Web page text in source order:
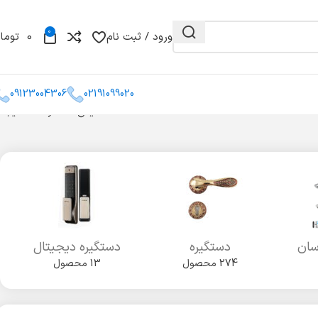
ورود / ثبت نام 0
0
02191099020
09123004306
نمایش 1–12 از 397 نتیجه
دستگیره
274 محصول
دستگیره دیجیتال
13 محصول